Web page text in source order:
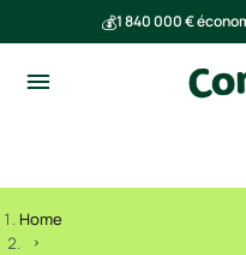
💰1 840 000 €
Home